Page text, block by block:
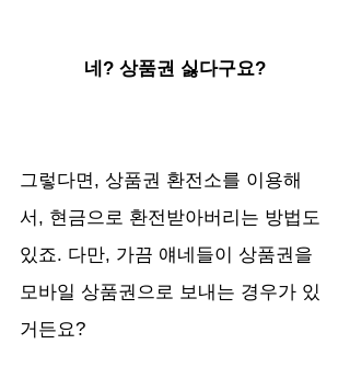
네? 상품권 싫다구요?
그렇다면, 상품권 환전소를 이용해
서, 현금으로 환전받아버리는 방법도
있죠. 다만, 가끔 얘네들이 상품권을
모바일 상품권으로 보내는 경우가 있
거든요?